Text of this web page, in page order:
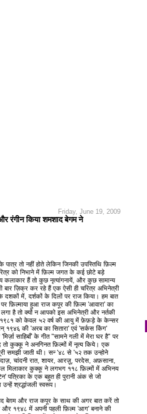
Friday, June 19, 2009
रंगीन किया शमशाद बेगम ने
तो नहीं होते लेकिन जिनकी उपस्तिथि फ़िल्म
को निभाने में फ़िल्म जगत के कई छोटे बड़े
कलाकार हैं तो कुछ नृत्यांगनायें, और कुछ सामान्य
ज़िक्र कर रहे हैं एक ऐसी ही चरित्र अभिनेत्री
में, दर्शकों के दिलों पर राज किया। हम बात
फ़िल्माया हुआ राज कपूर की फ़िल्म 'आवारा' का
है तो क्यों न आपको इस अभिनेत्री और नर्तकी
१९८१ को केवल ५२ वर्ष की आयु में फ़ेफ़ड़े के केन्सर
१९४६ की 'अरब का सितारा' एवं 'सर्कस किंग'
साहिबाँ' के गीत "सामने गली में मेरा घर है" पर
कुक्कू ने अनगिनत फ़िल्मों में नृत्य किये। एक
समझी जाती थी। सन्‍ '४८ से '५२ तक उन्होने
चांदनी रात, शायर, आरज़ू, परदेस, अफ़साना,
मिलाकार कुक्कू ने लगभग ११८ फ़िल्मों में अभिनय
पत्रिका के एक बहुत ही पुरानी अंक से जो
श्रद्धांजली स्वरूप।
बेग़म और राज कपूर के साथ की अगर बात करें तो
१९४८ में अपनी पहली फ़िल्म 'आग' बनाने की